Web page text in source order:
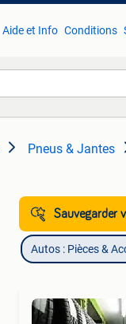
Aide et Info Conditions
Pneus & Jantes
Sauvegarder
Autos : Pièces &